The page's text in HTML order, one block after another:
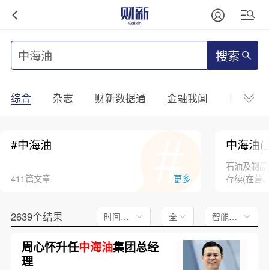
搜索
综合 杂志 财新数据通 金融我闻 财新
#中海油
411篇文章 更多
中海油(
石油及制
存续(在营
2639个结果 时间不限 全文 智能排序
周心怀升任中海油集团总经
理